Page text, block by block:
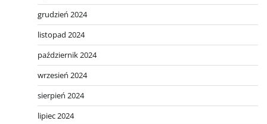
grudzień 2024
listopad 2024
październik 2024
wrzesień 2024
sierpień 2024
lipiec 2024